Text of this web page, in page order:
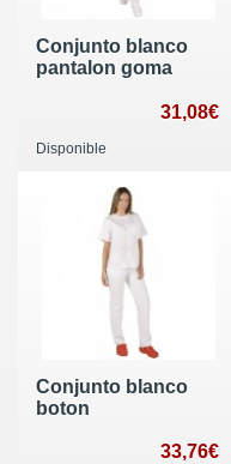
Conjunto blanco
pantalon goma
31,08€
Disponible
Conjunto blanco
boton
33,76€